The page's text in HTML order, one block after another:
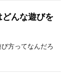
どんな遊びを
方ってなんだろ